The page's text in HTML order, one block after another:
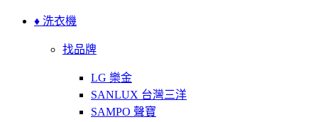
♦ 洗衣機
找品牌
LG 樂金
SANLUX 台灣三洋
SAMPO 聲寶